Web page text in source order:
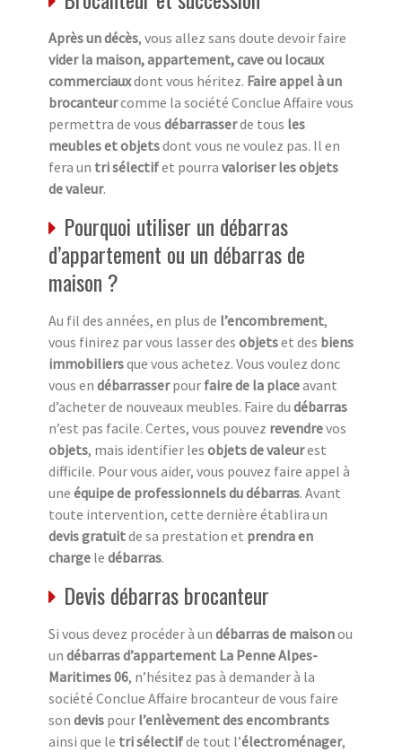
Après un décès, vous allez sans doute devoir faire
vider la maison, appartement, cave ou locaux
commerciauxdont vous héritez. Faire appel à un
brocanteurcomme la société Conclue Affaire vous
permettra de vous débarrasserde tous les
meubles et objetsdont vous ne voulez pas. Il en
fera un tri sélectifet pourra valoriser les objets
de valeur.
Pourquoi utiliser un débarras
d’appartement ou un débarras de
maison ?
Au fil des années, en plus de l’encombrement,
vous finirez par vous lasser des objetset des biens
immobiliersque vous achetez. Vous voulez donc
vous en débarrasserpour faire de la placeavant
d’acheter de nouveaux meubles. Faire du débarras
n’est pas facile. Certes, vous pouvez revendrevos
objets, mais identifier les objets de valeurest
difficile. Pour vous aider, vous pouvez faire appel à
une équipe de professionnels du débarras. Avant
toute intervention, cette dernière établira un
devis gratuitde sa prestation et prendra en
charge le débarras.
Devis débarras brocanteur
Si vous devez procéder à un débarras de maisonou
un débarras d’appartement La Penne Alpes-
Maritimes 06, n’hésitez pas à demander à la
société Conclue Affaire brocanteur de vous faire
son devis pour l’enlèvement des encombrants
ainsi que le tri sélectifde tout l’électroménager,